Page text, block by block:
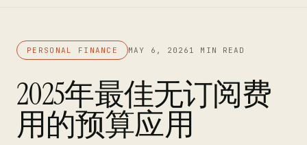
PERSONAL FINANCE MAY 6, 2026 1 MIN READ
2025年最佳无订阅费
用的预算应用